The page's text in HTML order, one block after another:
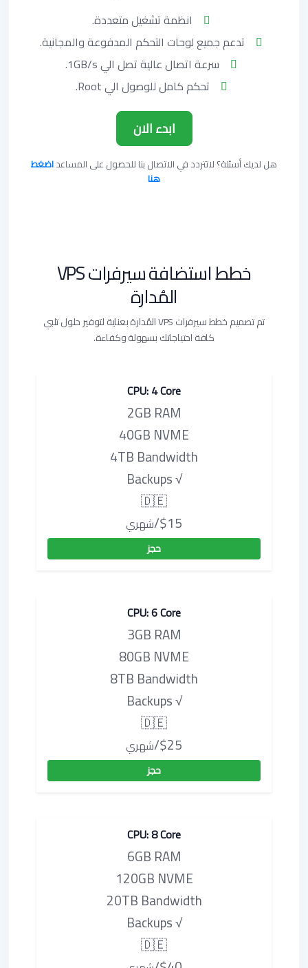
انظمة تشغيل متعددة.
تدعم جميع لوحات التحكم المدفوعة والمجانية.
سرعة اتصال عالية تصل الي 1GB/s.
تحكم كامل للوصول الي Root.
ابدء الان
هل لديك أسئلة؟ لاتتردد في الاتصال بنا للحصول على المساعداضغط
هنا
خطط استضافة سيرفرات VPS
المُدارة
تم تصميم خطط سيرفرات VPS المُدارة بعناية لتوفير حلول تلبي
كافة احتياجاتك بسهولة وكفاءة.
CPU: 4 Core
2GB RAM
40GB NVME
4TB Bandwidth
√ Backups
🇩🇪
$15/ شهري
حجز
CPU: 6 Core
3GB RAM
80GB NVME
8TB Bandwidth
√ Backups
🇩🇪
$25/ شهري
حجز
CPU: 8 Core
6GB RAM
120GB NVME
20TB Bandwidth
√ Backups
🇩🇪